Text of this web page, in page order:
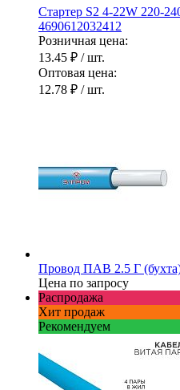
Стартер S2 4-22W 220-
4690612032412
Розничная цена:
13.45 ₽ / шт.
Оптовая цена:
12.78 ₽ / шт.
Провод ПАВ 2.5 Г
Цена по запросу
Распродажа
Хит продаж
Рекомендуем